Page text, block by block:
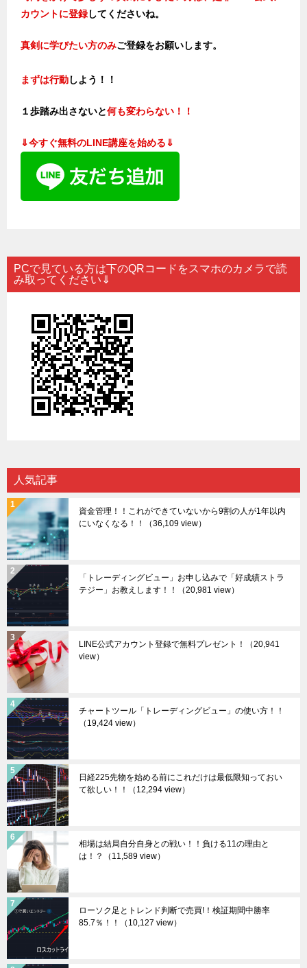
カウントに登録してくださいね。
真剣に学びたい方のみご登録をお願いします。
まずは行動しよう！！
１歩踏み出さないと何も変わらない！！
⇓今すぐ無料のLINE講座を始める⇓
PCで見ている方は下のQRコードをスマホのカメラで読
み取ってください⇓
人気記事
資金管理！！これができていないから9割の人が1年以内
にいなくなる！！
（36,109 view）
「トレーディングビュー」お申し込みで「好成績ストラ
テジー」お教えします！！
（20,981 view）
LINE公式アカウント登録で無料プレゼント！
（20,941
view）
チャートツール「トレーディングビュー」の使い方！！
（19,424 view）
日経225先物を始める前にこれだけは最低限知っておい
て欲しい！！
（12,294 view）
相場は結局自分自身との戦い！！負ける11の理由と
は！？
（11,589 view）
ローソク足とトレンド判断で売買!！検証期間中勝率
85.7％！！
（10,127 view）